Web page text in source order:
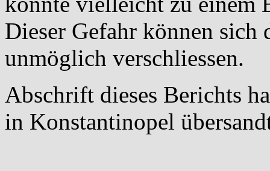
Dieser Gefahr können sich
unmöglich verschliessen.
Abschrift dieses Berichts
in Konstantinopel